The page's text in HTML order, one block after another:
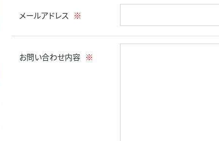
メールアドレス ※
お問い合わせ内容 ※